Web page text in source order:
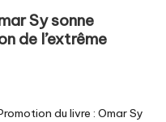
Sy sonne
de l’extrême
du livre : Omar Sy